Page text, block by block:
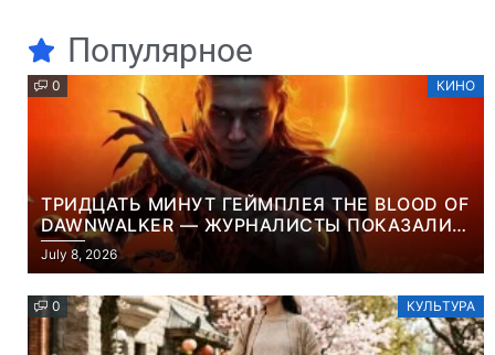
Популярное
0 КИНО
ТРИДЦАТЬ МИНУТ ГЕЙМПЛЕЯ THE BLOOD OF
DAWNWALKER — ЖУРНАЛИСТЫ ПОКАЗАЛИ
НАЧАЛО НОВОЙ ИГРЫ ОТ ВЕТЕРАНОВ CD
PROJEKT RED
July 8, 2026
0 КУЛЬТУРА